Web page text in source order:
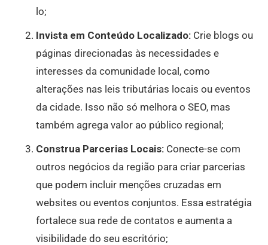
lo;
Invista em Conteúdo Localizado: Crie blogs ou
páginas direcionadas às necessidades e
interesses da comunidade local, como
alterações nas leis tributárias locais ou eventos
da cidade. Isso não só melhora o SEO, mas
também agrega valor ao público regional;
Construa Parcerias Locais: Conecte-se com
outros negócios da região para criar parcerias
que podem incluir menções cruzadas em
websites ou eventos conjuntos. Essa estratégia
fortalece sua rede de contatos e aumenta a
visibilidade do seu escritório;